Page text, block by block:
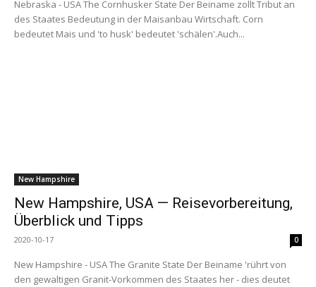
Nebraska - USA The Cornhusker State Der Beiname zollt Tribut an
des Staates Bedeutung in der Maisanbau Wirtschaft. Corn
bedeutet Mais und 'to husk' bedeutet 'schälen'.Auch...
New Hampshire
New Hampshire, USA — Reisevorbereitung,
Überblick und Tipps
2020-10-17 0
New Hampshire - USA The Granite State Der Beiname 'rührt von
den gewaltigen Granit-Vorkommen des Staates her - dies deutet